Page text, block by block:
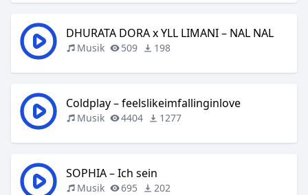
DHURATA DORA x YLL LIMANI – NAL NAL
Musik 509 198
Coldplay – feelslikeimfallinginlove
Musik 4404 1277
SOPHIA – Ich sein
Musik 695 202